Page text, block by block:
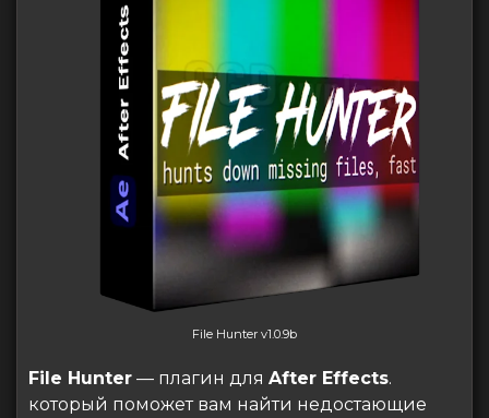
File Hunter v1.0.9b
File Hunter — плагин для After Effects.
который поможет вам найти недостающие